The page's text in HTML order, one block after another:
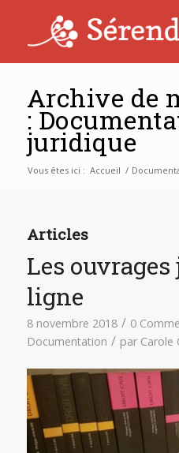
Archive de
:
juridique
Vous êtes ici : Accueil /
Articles
Les
ligne
8 novembre 2018 / 0
Documentation / par Carole